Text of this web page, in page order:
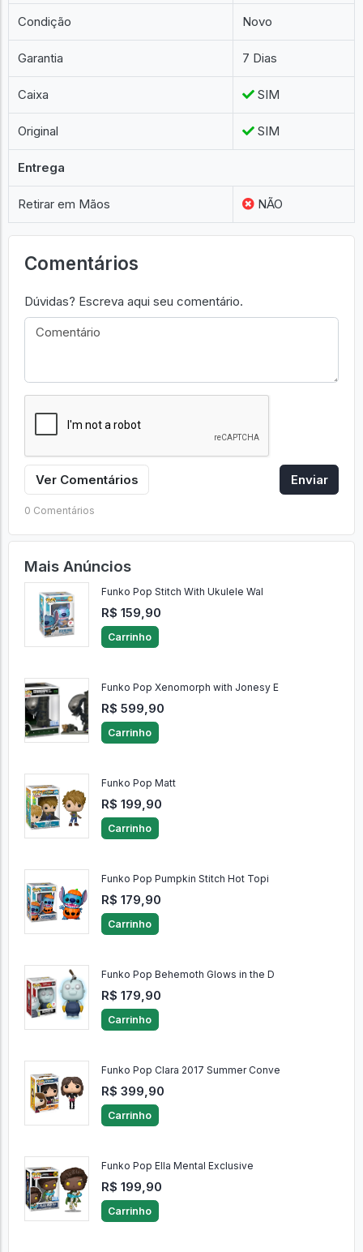
Condição Novo
Garantia 7 Dias
Caixa SIM
Original SIM
Entrega
Retirar em Mãos NÃO
Comentários
Dúvidas? Escreva aqui seu comentário.
Ver Comentários Enviar
0 Comentários
Mais Anúncios
Funko Pop Stitch With Ukulele Wal
R$ 159,90
Carrinho
Funko Pop Xenomorph with Jonesy E
R$ 599,90
Carrinho
Funko Pop Matt
R$ 199,90
Carrinho
Funko Pop Pumpkin Stitch Hot Topi
R$ 179,90
Carrinho
Funko Pop Behemoth Glows in the D
R$ 179,90
Carrinho
Funko Pop Clara 2017 Summer Conve
R$ 399,90
Carrinho
Funko Pop Ella Mental Exclusive
R$ 199,90
Carrinho